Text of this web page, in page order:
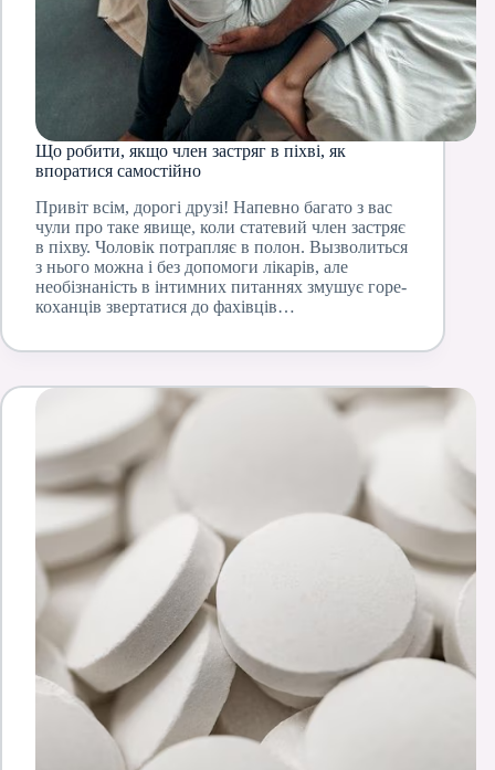
Що робити, якщо член застряг в піхві, як
впоратися самостійно
Привіт всім, дорогі друзі! Напевно багато з вас
чули про таке явище, коли статевий член застряє
в піхву. Чоловік потрапляє в полон. Вызволиться
з нього можна і без допомоги лікарів, але
необізнаність в інтимних питаннях змушує горе-
коханців звертатися до фахівців…